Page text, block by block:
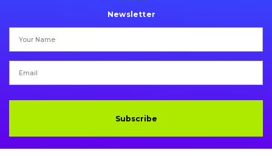
Hydraulics
Attachments
Newsletter
Subscribe